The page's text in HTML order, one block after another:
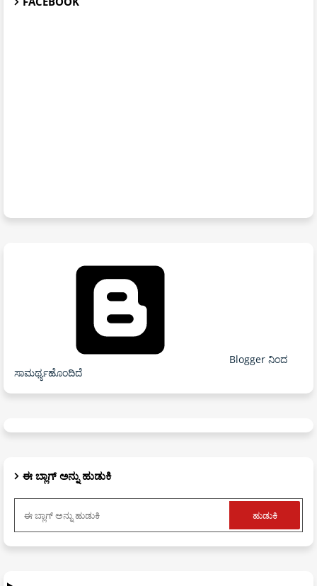
Blogger ನಿಂದ
ಸಾಮರ್ಥ್ಯಹೊಂದಿದೆ
ಈ ಬ್ಲಾಗ್ ಅನ್ನು ಹುಡುಕಿ